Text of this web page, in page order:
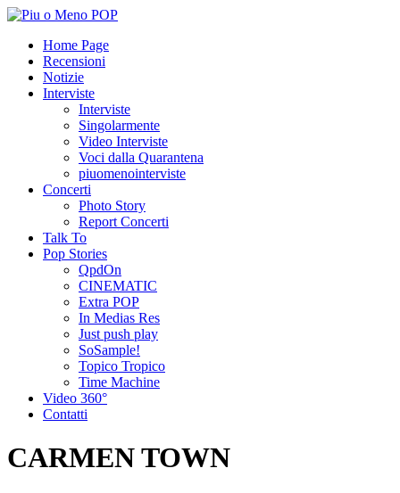
Home Page
Recensioni
Notizie
Interviste
Interviste
Singolarmente
Video Interviste
Voci dalla Quarantena
piuomenointerviste
Concerti
Photo Story
Report Concerti
Talk To
Pop Stories
QpdOn
CINEMATIC
Extra POP
In Medias Res
Just push play
SoSample!
Topico Tropico
Time Machine
Video 360°
Contatti
CARMEN TOWN